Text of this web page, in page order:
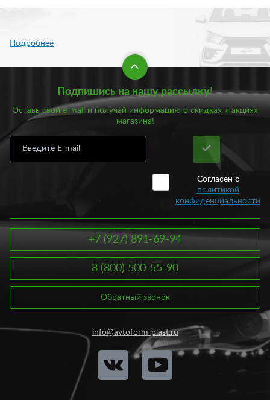
Подпишись на нашу рассылку!
Оставь свой e-mail и получай информацию о скидках и акциях
магазина!
Согласен с
политикой
конфиденциальности
+7 (927) 891-69-94
8 (800) 500-55-90
Обратный звонок
info@avtoform-plast.ru